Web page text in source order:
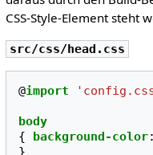
CSS-Style-Element steht
src/css/head.css
@import
body
{
background-color:
}